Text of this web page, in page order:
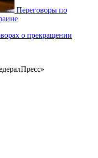
Переговоры по
о прекращении